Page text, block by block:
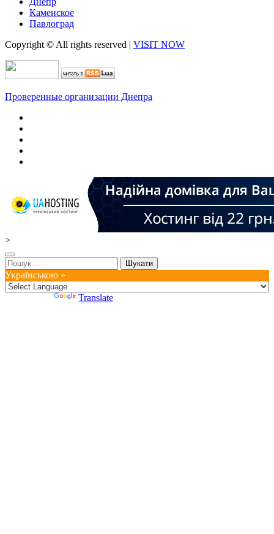
Каменское
Павлоград
Copyright © All rights reserved | VISIT NOW
Проверенные организации Днепра
>
Пошук:
Українською »
Translate